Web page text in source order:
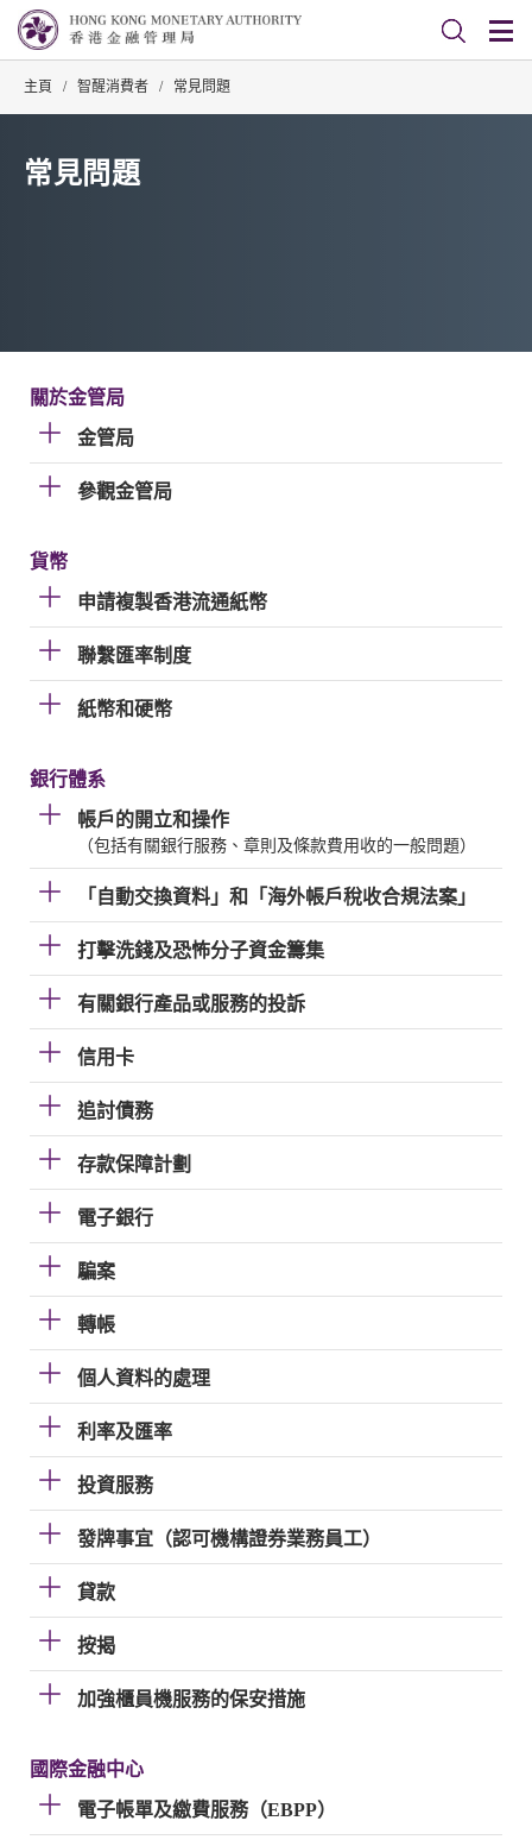
主頁 / 智醒消費者 / 常見問題
常見問題
關於金管局
金管局
參觀金管局
貨幣
申請複製香港流通紙幣
聯繫匯率制度
紙幣和硬幣
銀行體系
帳戶的開立和操作
（包括有關銀行服務、章則及條款費用收的一般問題）
「自動交換資料」和「海外帳戶稅收合規法案」
打擊洗錢及恐怖分子資金籌集
有關銀行產品或服務的投訴
信用卡
追討債務
存款保障計劃
電子銀行
騙案
轉帳
個人資料的處理
利率及匯率
投資服務
發牌事宜（認可機構證券業務員工）
貸款
按揭
加強櫃員機服務的保安措施
國際金融中心
電子帳單及繳費服務（EBPP）